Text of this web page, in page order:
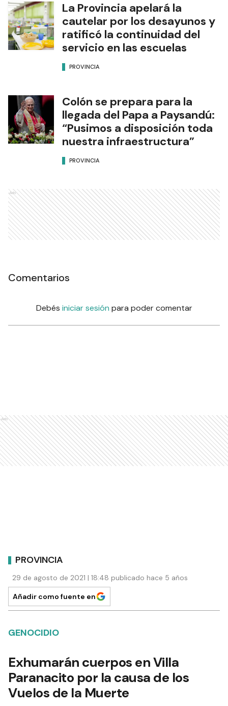
La Provincia apelará la
cautelar por los desayunos y
ratificó la continuidad del
servicio en las escuelas
PROVINCIA
Colón se prepara para la
llegada del Papa a Paysandú:
“Pusimos a disposición toda
nuestra infraestructura”
PROVINCIA
Ads
Comentarios
Debés iniciar sesión para poder comentar
Ads
PROVINCIA
29 de agosto de 2021 | 18:48 publicado hace 5 años
Añadir como fuente en
GENOCIDIO
Exhumarán cuerpos en Villa
Paranacito por la causa de los
Vuelos de la Muerte